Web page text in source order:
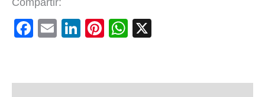
Facebook
EmailLinkedIn
Pinterest
WhatsApp